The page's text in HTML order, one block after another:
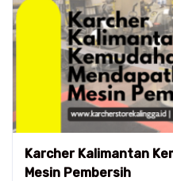
Karcher Kalimantan
Mesin Pembersih